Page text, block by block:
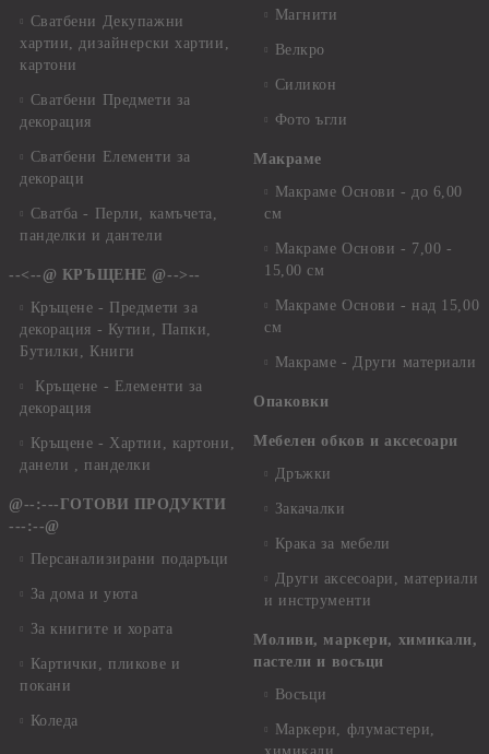
Сватбени Декупажни
хартии, дизайнерски хартии,
картони
Сватбени Предмети за
декорация
Сватбени Елементи за
декораци
Сватба - Перли, камъчета,
панделки и дантели
--<--@ КРЪЩЕНЕ @-->--
Кръщене - Предмети за
декорация - Кутии, Папки,
Бутилки, Книги
Кръщене - Елементи за
декорация
Кръщене - Хартии, картони,
данели , панделки
@--:---ГОТОВИ ПРОДУКТИ
---:--@
Персанализирани подаръци
За дома и уюта
За книгите и хората
Картички, пликове и
покани
Коледа
Магнити
Велкро
Силикон
Фото ъгли
Макраме
Макраме Основи - до 6,00
см
Макраме Основи - 7,00 -
15,00 см
Макраме Основи - над 15,00
см
Макраме - Други материали
Опаковки
Мебелен обков и аксесоари
Дръжки
Закачалки
Крака за мебели
Други аксесоари, материали
и инструменти
Моливи, маркери, химикали,
пастели и восъци
Восъци
Маркери, флумастери,